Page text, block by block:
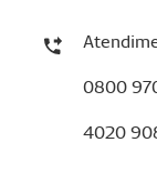
0800
4020